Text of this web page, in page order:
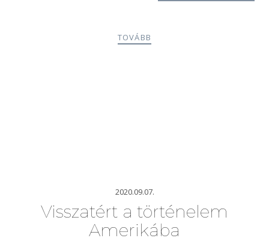
TOVÁBB
2020.09.07.
Visszatért a történelem
Amerikába